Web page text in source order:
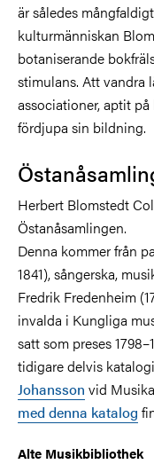
är således
kulturmänniskan
botaniserande
stimulans. Att vandra
associationer, aptit
fördjupa sin bildning.
Herbert Blomstedt
Östanåsamlingen.
Denna kommer från
1841), sångerska,
Fredrik Fredenheim
invalda i Kungliga
satt som preses
tidigare delvis
Johansson vid
med denna katalog
Alte Musikbibliothek